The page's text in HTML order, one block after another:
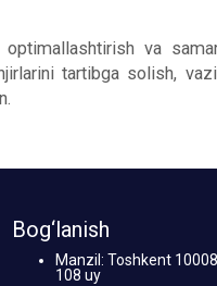
optimallashtirish va
tartibga solish,
Bog‘lanish
Manzil: Toshkent
108 uy